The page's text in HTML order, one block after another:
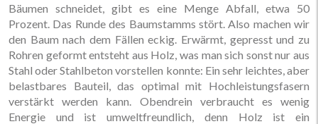
Bäumen schneidet, gibt es eine Menge Abfall, etwa 50
Prozent. Das Runde des Baumstamms stört. Also machen wir
den Baum nach dem Fällen eckig. Erwärmt, gepresst und zu
Rohren geformt entsteht aus Holz, was man sich sonst nur aus
Stahl oder Stahlbeton vorstellen konnte: Ein sehr leichtes, aber
belastbares Bauteil, das optimal mit Hochleistungsfasern
verstärkt werden kann. Obendrein verbraucht es wenig
Energie und ist umweltfreundlich, denn Holz ist ein